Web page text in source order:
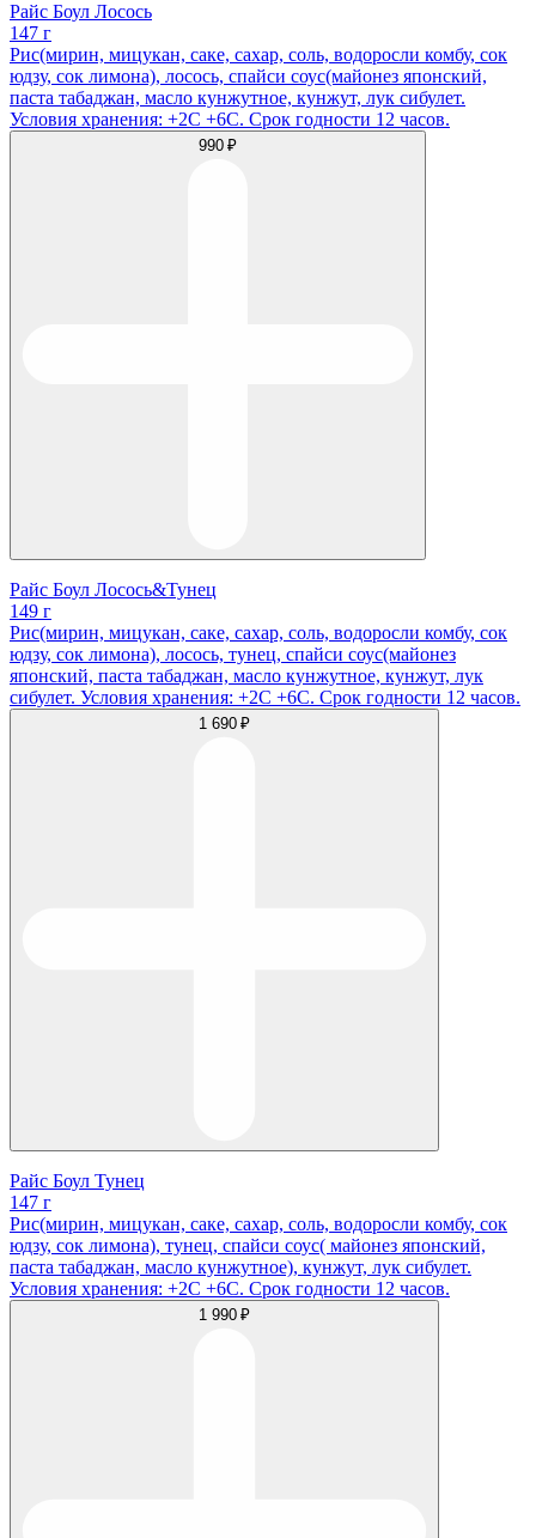
Райс Боул Лосось
147 г
Рис(мирин, мицукан, саке, сахар, соль, водоросли комбу, сок
юдзу, сок лимона), лосось, спайси соус(майонез японский,
паста табаджан, масло кунжутное, кунжут, лук сибулет.
Условия хранения: +2С +6С. Срок годности 12 часов.
990 ₽
Райс Боул Лосось&Тунец
149 г
Рис(мирин, мицукан, саке, сахар, соль, водоросли комбу, сок
юдзу, сок лимона), лосось, тунец, спайси соус(майонез
японский, паста табаджан, масло кунжутное, кунжут, лук
сибулет. Условия хранения: +2С +6С. Срок годности 12 часов.
1 690 ₽
Райс Боул Тунец
147 г
Рис(мирин, мицукан, саке, сахар, соль, водоросли комбу, сок
юдзу, сок лимона), тунец, спайси соус( майонез японский,
паста табаджан, масло кунжутное), кунжут, лук сибулет.
Условия хранения: +2С +6С. Срок годности 12 часов.
1 990 ₽